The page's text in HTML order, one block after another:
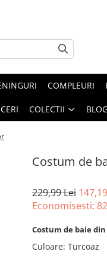
COMPLEURI
COLECTII
Costum de
229,99 Lei
Economisesti:
Costum de baie
Culoare: Turcoaz